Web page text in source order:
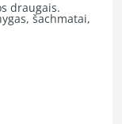
draugais.
šachmatai,